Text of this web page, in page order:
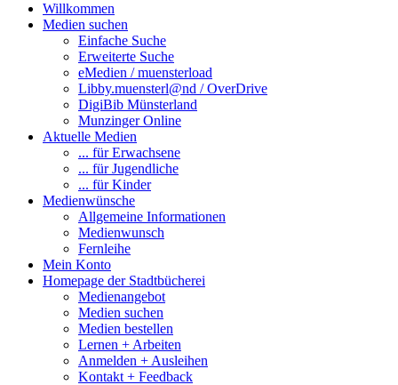
Willkommen
Medien suchen
Einfache Suche
Erweiterte Suche
eMedien / muensterload
Libby.muensterl@nd / OverDrive
DigiBib Münsterland
Munzinger Online
Aktuelle Medien
... für Erwachsene
... für Jugendliche
... für Kinder
Medienwünsche
Allgemeine Informationen
Medienwunsch
Fernleihe
Mein Konto
Homepage der Stadtbücherei
Medienangebot
Medien suchen
Medien bestellen
Lernen + Arbeiten
Anmelden + Ausleihen
Kontakt + Feedback